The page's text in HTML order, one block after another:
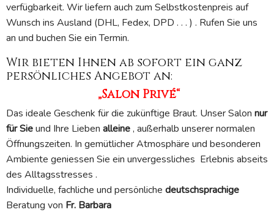
verfügbarkeit. Wir liefern auch zum Selbstkostenpreis auf
Wunsch ins Ausland (DHL, Fedex, DPD . . . ) . Rufen Sie uns
an und buchen Sie ein Termin.
Wir bieten Ihnen ab sofort ein ganz
persönliches Angebot an:
„Salon Privé“
Das ideale Geschenk für die zukünftige Braut. Unser Salon nur
für Sieund Ihre Lieben alleine, außerhalb unserer normalen
Öffnungszeiten. In gemütlicher Atmosphäre und besonderen
Ambiente geniessen Sie ein unvergessliches Erlebnis abseits
des Alltagsstresses .
Individuelle, fachliche und persönliche deutschsprachige
Beratung von Fr. Barbara